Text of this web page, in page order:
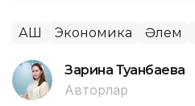
АҚШ Экономика Әлем
Зарина Туғанбаева
Авторлар